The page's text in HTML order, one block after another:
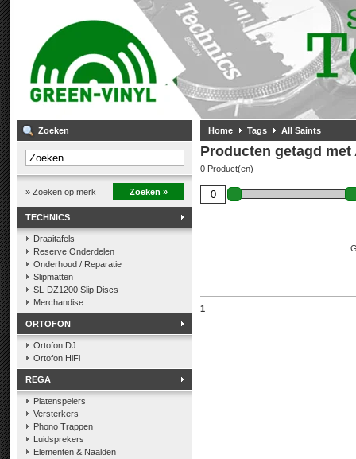
Zoeken
» Zoeken op merk Zoeken »
TECHNICS
Draaitafels
Reserve Onderdelen
Onderhoud / Reparatie
Slipmatten
SL-DZ1200 Slip Discs
Merchandise
ORTOFON
Ortofon DJ
Ortofon HiFi
REGA
Platenspelers
Versterkers
Phono Trappen
Luidsprekers
Elementen & Naalden
Home Tags All Saints
Producten getagd met
0 Product(en)
1